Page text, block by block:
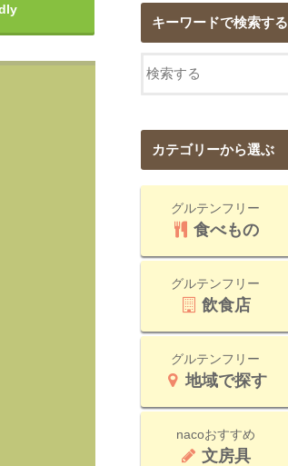
キーワードで検索する
カテゴリーから選ぶ
グルテンフリー
食べもの
グルテンフリー
飲食店
グルテンフリー
地域で探す
nacoおすすめ
文房具